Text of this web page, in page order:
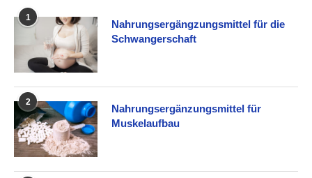
1
Nahrungsergängzungsmittel für die
Schwangerschaft
2
Nahrungsergänzungsmittel für
Muskelaufbau